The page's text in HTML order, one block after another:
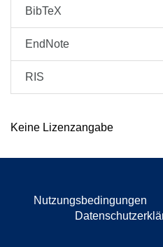
BibTeX
EndNote
RIS
Keine Lizenzangabe
Nutzungsbedingungen